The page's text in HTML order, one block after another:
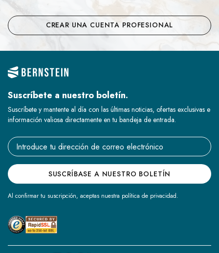
CREAR UNA CUENTA PROFESIONAL
Suscríbete a nuestro boletín.
Suscríbete y mantente al día con las últimas noticias, ofertas exclusivas e
información valiosa directamente en tu bandeja de entrada.
Email address
SUSCRÍBASE A NUESTRO BOLETÍN
Al confirmar tu suscripción, aceptas nuestra política de privacidad.